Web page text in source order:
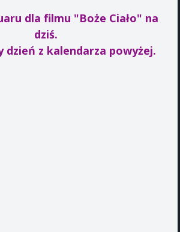
dla filmu "Boże Ciało" na
dziś.
dzień z kalendarza powyżej.